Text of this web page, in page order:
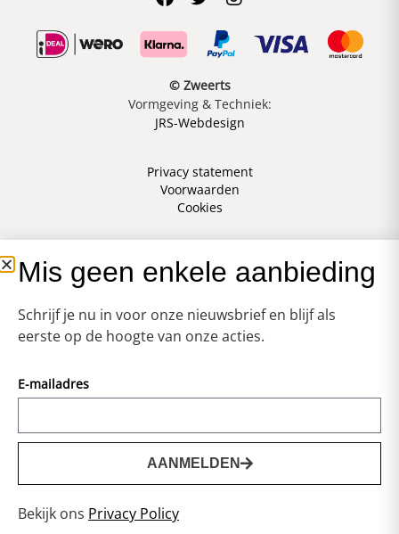
© Zweerts
Vormgeving & Techniek:
JRS-Webdesign
Privacy statement
Voorwaarden
Cookies
Mis geen enkele aanbieding
Schrijf je nu in voor onze nieuwsbrief en blijf als
eerste op de hoogte van onze acties.
E-mailadres
AANMELDEN
Bekijk ons Privacy Policy